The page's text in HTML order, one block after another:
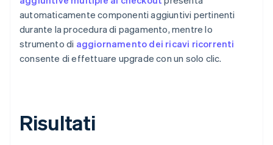
automaticamente componenti aggiuntivi pertinenti
durante la procedura di pagamento, mentre lo
strumento di aggiornamento dei ricavi ricorrenti
consente di effettuare upgrade con un solo clic.
Risultati